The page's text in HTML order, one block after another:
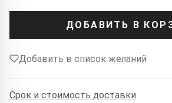
ДОБАВИТЬ В
Добавить в список желаний
Срок и стоимость доставки